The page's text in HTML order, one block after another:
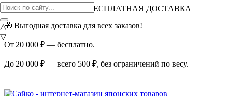
ВНИМАНИЕ АКЦИЯ!
БЕСПЛАТНАЯ ДОСТАВКА
🎁 Выгодная доставка для всех заказов!
От 20 000 ₽ — бесплатно.
До 20 000 ₽ — всего 500 ₽, без ограничений по весу.
△
▽